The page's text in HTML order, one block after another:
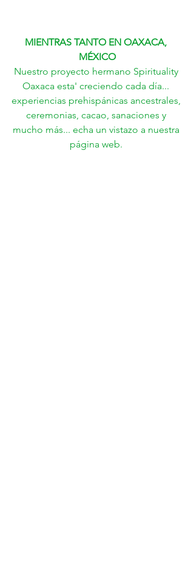
MIENTRAS TANTO EN OAXACA,
MÉXICO
Nuestro proyecto hermano Spirituality
Oaxaca esta' creciendo cada día...
experiencias prehispánicas ancestrales,
ceremonias, cacao, sanaciones y
mucho más... echa un vistazo a nuestra
página web.